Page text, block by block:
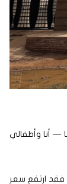
— أنا وأطفالي
فقد ارتفع سعر